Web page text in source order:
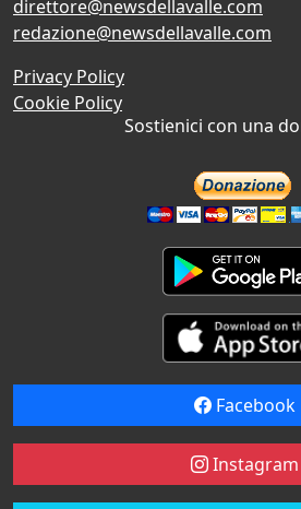
direttore@newsdellavalle.com
redazione@newsdellavalle.com
Privacy Policy
Cookie Policy
Sostienici con una
Facebook
Instagram